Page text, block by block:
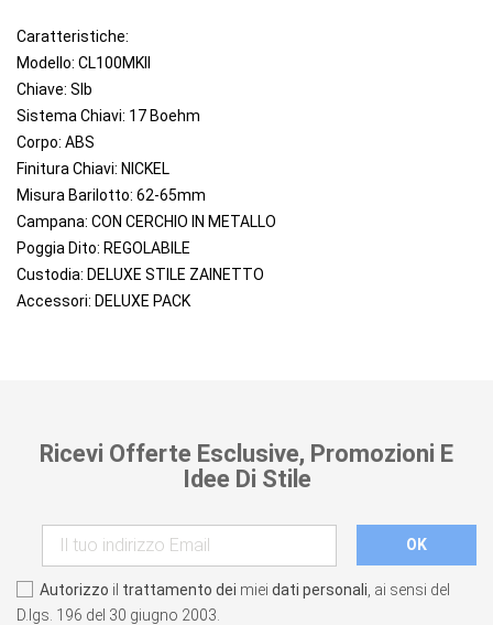
Caratteristiche:
Modello: CL100MKII
Chiave: SIb
Sistema Chiavi: 17 Boehm
Corpo: ABS
Finitura Chiavi: NICKEL
Misura Barilotto: 62-65mm
Campana: CON CERCHIO IN METALLO
Poggia Dito: REGOLABILE
Custodia: DELUXE STILE ZAINETTO
Accessori: DELUXE PACK
Ricevi Offerte Esclusive, Promozioni E
Idee Di Stile
Autorizzo il trattamento dei miei dati personali , ai sensi del
D.lgs. 196 del 30 giugno 2003.